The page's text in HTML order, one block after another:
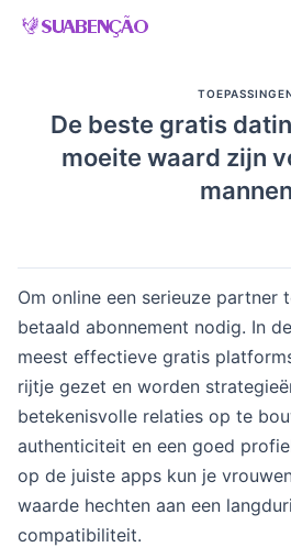
Skip
De beste gratis
moeite waard zijn
mannen
Om online een serieuze partner
betaald abonnement nodig. In
meest effectieve gratis
rijtje gezet en worden
betekenisvolle relaties op te
authenticiteit en een goed
op de juiste apps kun je
waarde hechten aan een
compatibiliteit.